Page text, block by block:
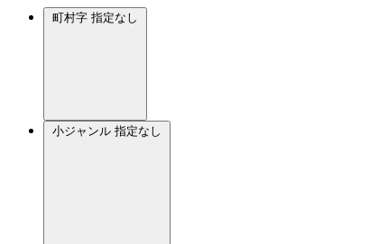
町村字 指定なし
小ジャンル 指定なし